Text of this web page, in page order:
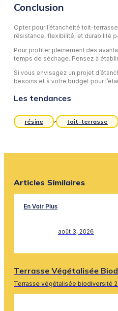
Conclusion
Opter pour l’étanchéité toit-
résistance, flexibilité, et durabilité
Pour profiter pleinement des
temps de séchage. Pensez à
Si vous envisagez un projet
besoins et à votre budget pour
Les tendances
résine , toit-terrasse
Articles Similaires
En Voir Plus
août 3, 2026
Terrasse Végétalisée
Terrasse végétalisée biodiversité